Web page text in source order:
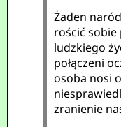
Żaden
rościć sobie
ludzkiego
połączeni
osoba nosi
zranienie